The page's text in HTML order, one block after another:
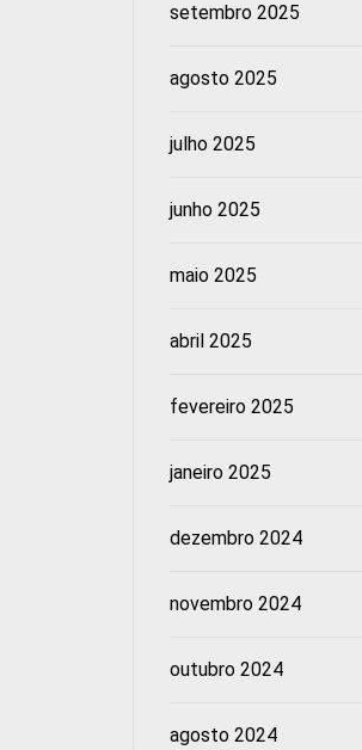
setembro 2025
agosto 2025
julho 2025
junho 2025
maio 2025
abril 2025
fevereiro 2025
janeiro 2025
dezembro 2024
novembro 2024
outubro 2024
agosto 2024